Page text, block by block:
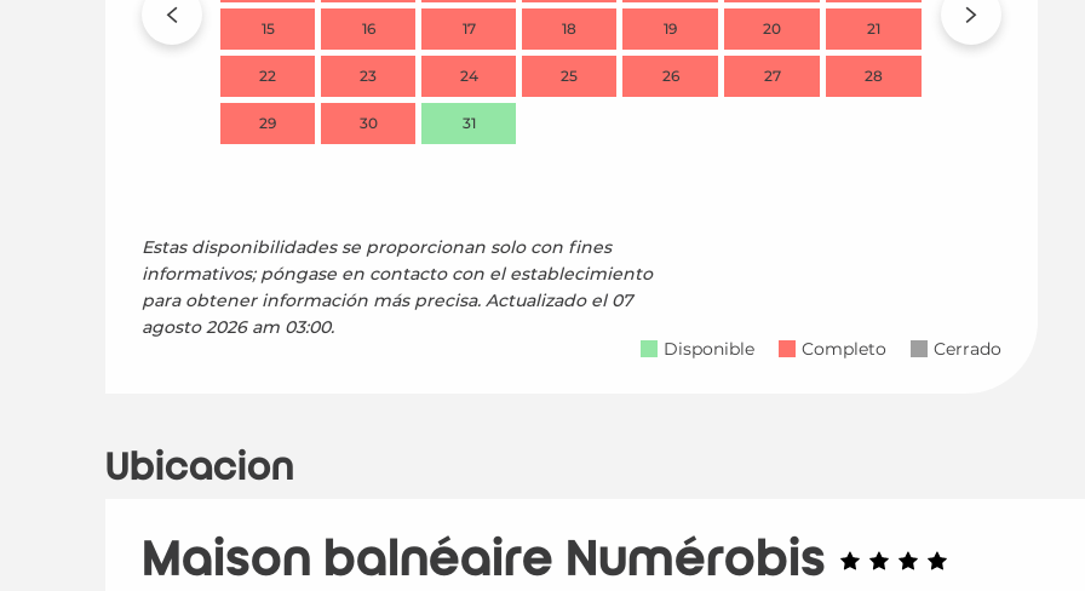
15 16 17 18 19 20 21
22 23 24 25 26 27 28
29 30 31
Estas disponibilidades se proporcionan solo con fines
informativos; póngase en contacto con el establecimiento
para obtener información más precisa.Actualizado el07
agosto 2026 am 03:00.
Disponible
Completo Cerrado
Ubicación
Maison balnéaire Numérobis